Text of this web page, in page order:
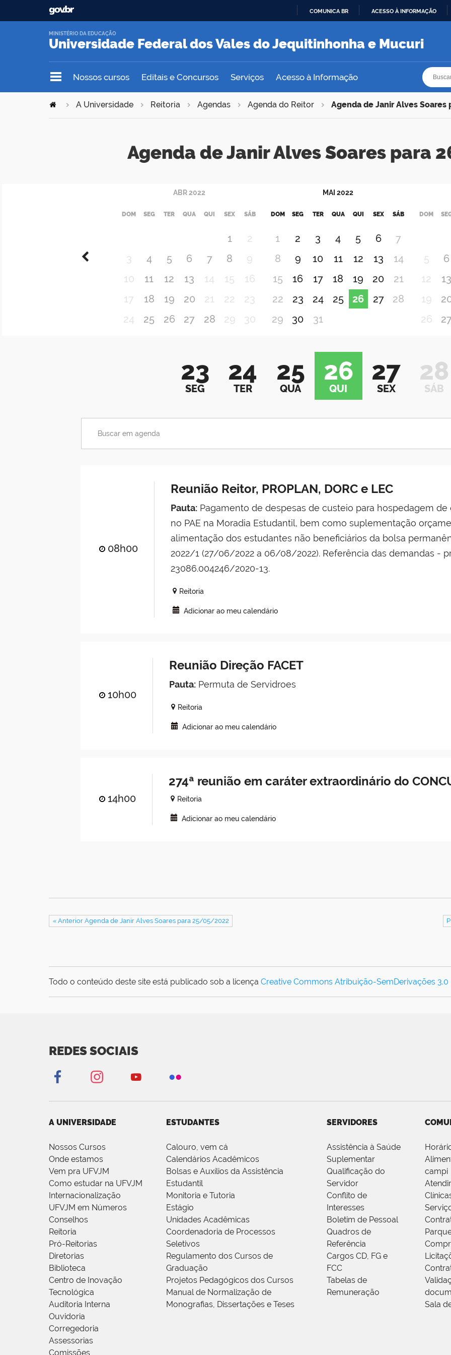
O
COMUNICA BR ACESSO À INFORMAÇÃO
Universidade Federal dos Vales do Jequitinhonha e Mucuri
MINISTÉRIO DA EDUCAÇÃO
Nossos cursos Editais e Concursos Serviços Acesso à Informação
A Universidade Reitoria Agendas Agenda do Reitor Agenda de Janir Alves
Agenda de Janir Alves Soares para
ABR2022
DOM SEG TER QUA QUI SEX SÁB
1
2
3
4 5 6 7 8
9
10
11 12 13 14 15
16
17
18 19 20 21 22
23
24
25 26 27 28 29 30
MAI 2022
DOM SEG TER QUA QUI SEX SÁB
1 2 3 4 5 6
7
8
9 10 11 12 13
14
15
16 17 18 19 20
21
22
23 24 25 26 27
28
29
30 31
DOM
5
6
12
19
26
23
SEG
24
TER
25
QUA
26
QUI
27
SEX
28
SÁB
08h00
Reunião Reitor, PROPLAN, DORC e LEC
Pauta:Pagamento de despesas de custeio para hospedagem de
no PAE na Moradia Estudantil, bem como suplementação
alimentação dos estudantes não beneficiários da bolsa
2022/1 (27/06/2022 a 06/08/2022). Referência das demandas -
23086.004246/2020-13.
Reitoria
Adicionar ao meu calendário
10h00
Reunião Direção FACET
Pauta:Permuta de Servidroes
Reitoria
Adicionar ao meu calendário
14h00
274ª reunião em caráter extraordinário do
Reitoria
Adicionar ao meu calendário
« Anterior Agenda de Janir Alves Soares para 25/05/2022
Todo o conteúdo deste site está publicado sob a licença Creative Commons Atribuição-SemDerivações
REDES SOCIAIS
A UNIVERSIDADE
Nossos Cursos
Onde estamos
Vem pra UFVJM
Como estudar na UFVJM
Internacionalização
UFVJM em Números
Conselhos
Reitoria
Pró-Reitorias
Diretorias
Biblioteca
Centro de Inovação
Tecnológica
Auditoria Interna
Ouvidoria
Corregedoria
Assessorias
Comissões
ESTUDANTES
Calouro, vem cá
Calendários Acadêmicos
Bolsas e Auxílios da Assistência
Estudantil
Monitoria e Tutoria
Estágio
Unidades Acadêmicas
Coordenadoria de Processos
Seletivos
Regulamento dos Cursos de
Graduação
Projetos Pedagógicos dos Cursos
Manual de Normalização de
Monografias, Dissertações e Teses
SERVIDORES
Assistência à Saúde
Suplementar
Qualificação do
Servidor
Conflito de
Interesses
Boletim de Pessoal
Quadros de
Referência
Cargos CD, FG e
FCC
Tabelas de
Remuneração
campi
Sala